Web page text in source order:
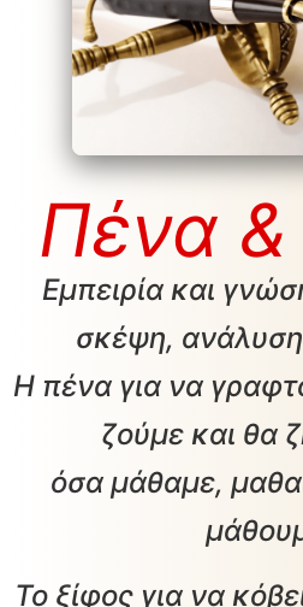
Πένα &
Εμπειρία και
σκέψη,
Η πένα για να
ζούμε και θα
όσα μάθαμε,
Το ξίφος για να